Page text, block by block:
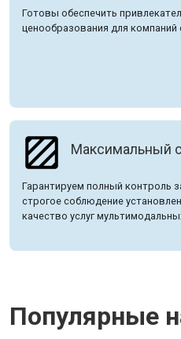
Готовы обеспечить
ценообразования для компаний
Максимальный
Гарантируем полный контроль
строгое соблюдение
качество услуг
Популярные